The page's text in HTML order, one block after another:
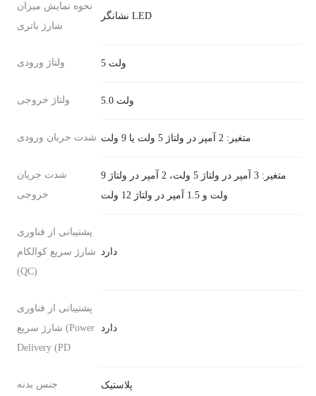
نحوه نمایش میزان
شارژ باتری
نشانگر LED
ولتاژ ورودی 5 ولت
ولتاژ خروجی 5.0 ولت
شدت جریان ورودی متغیر: 2 آمپر در ولتاژ 5 ولت یا 9 ولت
شدت جریان
خروجی
متغیر: 3 آمپر در ولتاژ 5 ولت، 2 آمپر در ولتاژ 9
ولت و 1.5 آمپر در ولتاژ 12 ولت
پشتیبانی از فناوری
شارژ سریع کوالکام
(QC)
دارد
پشتیبانی از فناوری
شارژ سریع (Power
Delivery (PD
دارد
جنس بدنه پلاستیک